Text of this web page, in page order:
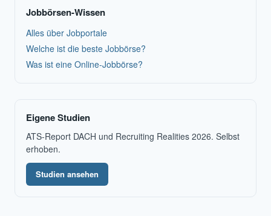
Jobbörsen-Wissen
Alles über Jobportale
Welche ist die beste Jobbörse?
Was ist eine Online-Jobbörse?
Eigene Studien
ATS-Report DACH und Recruiting Realities 2026. Selbst
erhoben.
Studien ansehen